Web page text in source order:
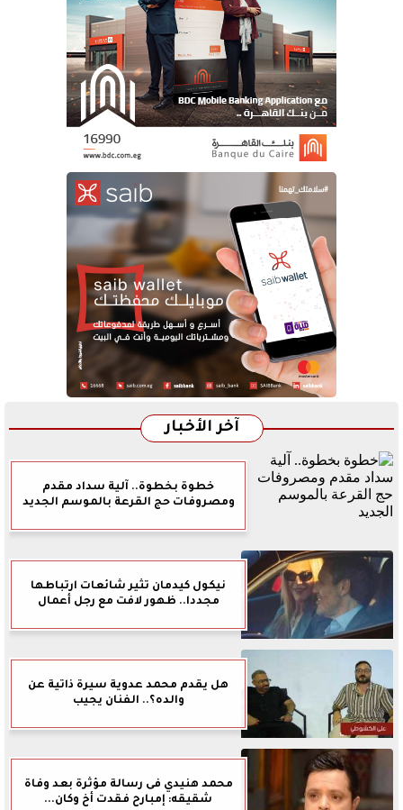
آخر الأخبار
خطوة بخطوة.. آلية سداد مقدم
ومصروفات حج القرعة بالموسم الجديد
نيكول كيدمان تثير شائعات ارتباطها
مجددا.. ظهور لافت مع رجل أعمال
هل يقدم محمد عدوية سيرة ذاتية عن
والده؟.. الفنان يجيب
محمد هنيدي فى رسالة مؤثرة بعد وفاة
شقيقه: إمبارح فقدت أخ وكان...